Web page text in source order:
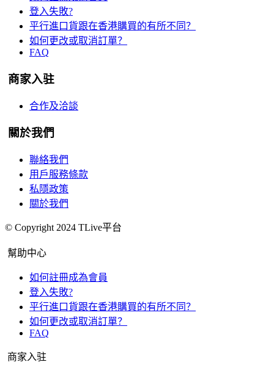
登入失敗?
平行進口貨跟在香港購買的有所不同？
如何更改或取消訂單？
FAQ
商家入驻
合作及洽談
關於我們
聯絡我們
用戶服務條款
私隱政策
關於我們
© Copyright 2024 TLive平台
幫助中心
如何註冊成為會員
登入失敗?
平行進口貨跟在香港購買的有所不同？
如何更改或取消訂單？
FAQ
商家入驻